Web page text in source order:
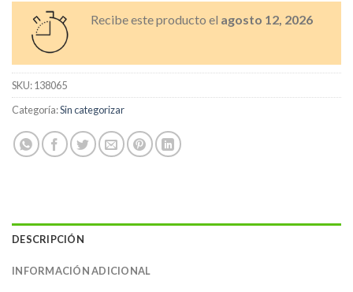
Recibe este producto el agosto 12, 2026
SKU:138065
Categoría:Sin categorizar
DESCRIPCIÓN
INFORMACIÓN ADICIONAL